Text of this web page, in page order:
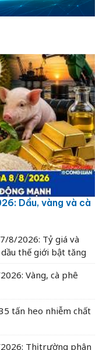
Dầu, vàng và cà
8/2026: Tỷ giá và
thế giới bật tăng
Vàng, cà phê
tấn heo nhiễm chất
Thị trường phân